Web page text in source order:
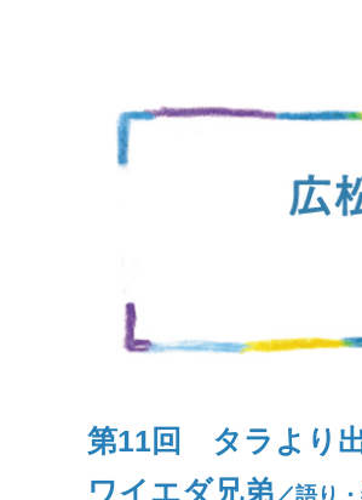
第11回 タラより
ワイエダ兄弟 ／語り